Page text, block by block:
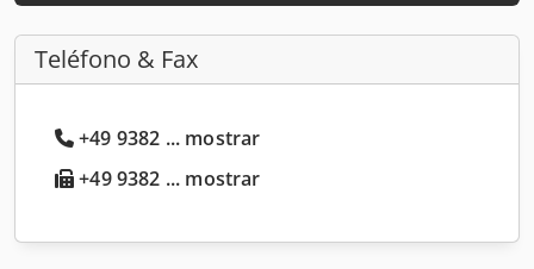
Teléfono & Fax
+49 9382 ... mostrar
+49 9382 ... mostrar